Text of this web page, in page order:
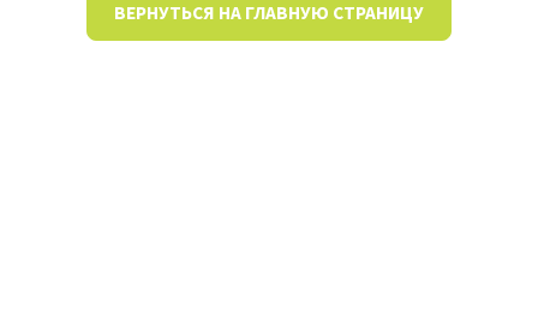
ВЕРНУТЬСЯ НА ГЛАВНУЮ СТРАНИЦУ